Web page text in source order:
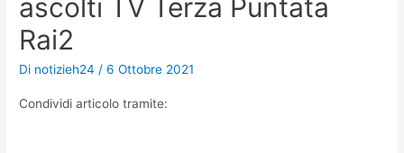
ascolti TV Terza Puntata
Rai2
Di notizieh24 /6 Ottobre 2021
Condividi articolo tramite: